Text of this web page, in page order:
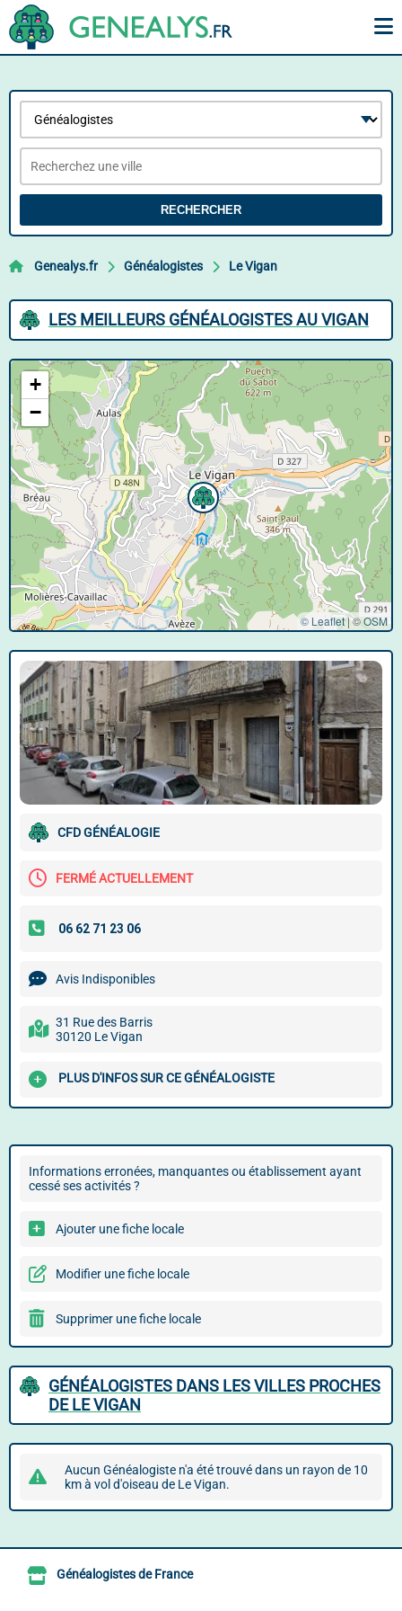
RECHERCHER
Genealys.fr Généalogistes Le Vigan
LES MEILLEURS GÉNÉALOGISTES AU VIGAN
+
−
© Leaflet |©OSM
CFD GÉNÉALOGIE
FERMÉ ACTUELLEMENT
Avis Indisponibles
31 Rue des Barris
30120 Le Vigan
PLUS D'INFOS SUR CE GÉNÉALOGISTE
Informations erronées, manquantes ou établissement ayant
cessé ses activités ?
Ajouter une fiche locale
Modifier une fiche locale
Supprimer une fiche locale
GÉNÉALOGISTES DANS LES VILLES PROCHES
DE LE VIGAN
Aucun Généalogiste n'a été trouvé dans un rayon de 10
km à vol d'oiseau de Le Vigan.
Généalogistes de France